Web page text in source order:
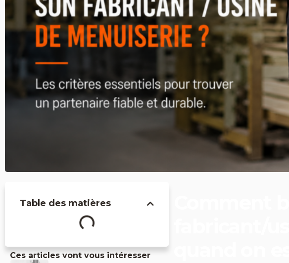
Table des matières
Ces articles vont vous intéresser